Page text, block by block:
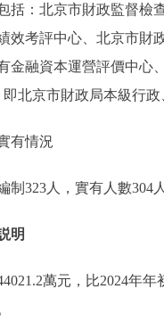
括：北京市財政監督
效考評中心、北京市財
金融資本運營評價中心
北京市財政局本級行
有情況
人，實有人數304人
明
萬元，比2024年年